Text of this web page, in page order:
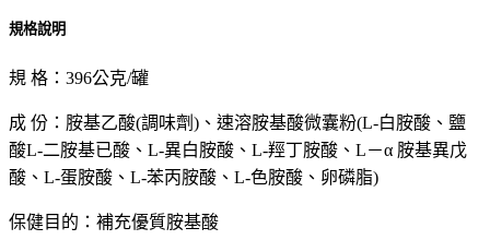
規格說明
規 格：396公克/罐
成 份：胺基乙酸(調味劑)、速溶胺基酸微囊粉(L-白胺酸、鹽
酸L-二胺基已酸、L-異白胺酸、L-羥丁胺酸、L－α 胺基異戊
酸、L-蛋胺酸、L-苯丙胺酸、L-色胺酸、卵磷脂)
保健目的：補充優質胺基酸